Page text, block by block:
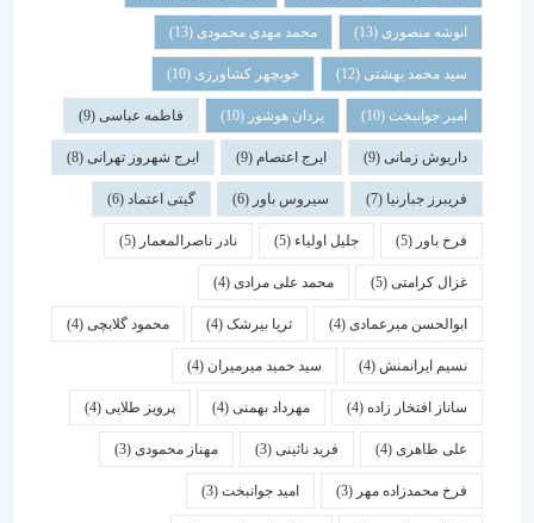
انوشه منصوری(13) محمد مهدی محمودی(13)
سید محمد بهشتی(12) خوبچهر کشاورزی(10)
امیر جوانبخت(10) یزدان هوشور(10) فاطمه عباسی(9)
داریوش زمانی(9) ایرج اعتصام(9) ایرج شهروز تهرانی(8)
فریبرز جبارنیا(7) سیروس باور(6) گیتی اعتماد(6)
فرخ باور(5) جلیل اولیاء(5) نادر ناصرالمعمار (5)
غزال کرامتی(5) محمد علی مرادی(4)
ابوالحسن میرعمادی(4) ثریا بیرشک(4) محمود گلابچی(4)
نسیم ایرانمنش(4) سید حمید میرمیران(4)
ساناز افتخار زاده(4) مهرداد بهمنی (4) پرویز طلایی(4)
علی طاهری(4) فرید نائینی(3) مهناز محمودی(3)
فرخ محمدزاده مهر(3) امید جوانبخت(3)